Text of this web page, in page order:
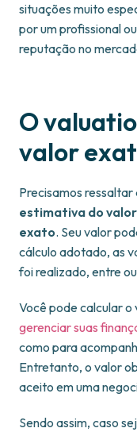
situações muito
por um profissional
reputação no
O
valor
Precisamos ressaltar
estimativa do valor
exato. Seu valor
cálculo adotado, as
foi realizado, entre
Você pode calcular
gerenciar suas
como para
Entretanto, o valor
aceito em uma
Sendo assim, caso